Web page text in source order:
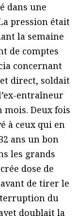
dans une
pression était
la semaine
de comptes
concernant
direct, soldait
entraîneur
mois. Deux fois
à ceux qui en
ans un bon
les grands
dose de
de tirer le
du
doublait la